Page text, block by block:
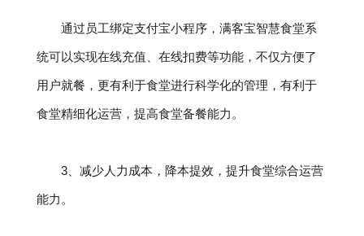
通过员工绑定支付宝小程序，满客宝智慧食堂系
统可以实现在线充值、在线扣费等功能，不仅方便了
用户就餐，更有利于食堂进行科学化的管理，有利于
食堂精细化运营，提高食堂备餐能力。
3、减少人力成本，降本提效，提升食堂综合运营
能力。